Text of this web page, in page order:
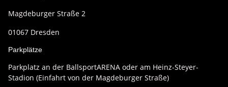
Magdeburger Straße 2
01067 Dresden
Parkplätze
Parkplatz an der BallsportARENA oder am Heinz-Steyer-
Stadion (Einfahrt von der Magdeburger Straße)